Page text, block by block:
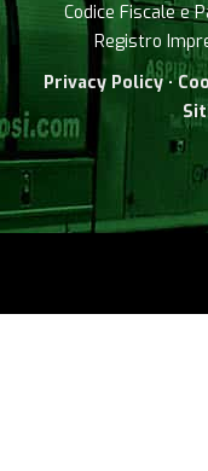
Codice Fiscale e
Registro
Privacy Policy·